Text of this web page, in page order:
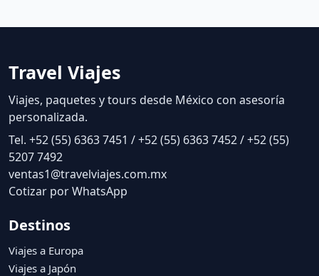
Travel Viajes
Viajes, paquetes y tours desde México con asesoría
personalizada.
Tel. +52 (55) 6363 7451 / +52 (55) 6363 7452 / +52 (55)
5207 7492
ventas1@travelviajes.com.mx
Cotizar por WhatsApp
Destinos
Viajes a Europa
Viajes a Japón